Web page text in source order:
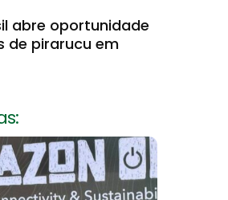
abre oportunidade
de pirarucu em